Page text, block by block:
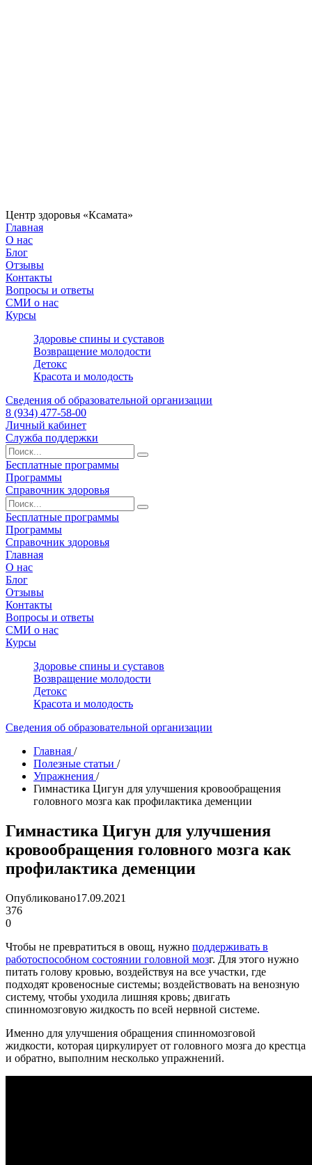
Центр здоровья «Ксамата»
Главная
О нас
Блог
Отзывы
Контакты
Вопросы и ответы
СМИ о нас
Курсы
Здоровье спины и суставов
Возвращение молодости
Детокс
Красота и молодость
Сведения об образовательной организации
8 (934) 477-58-00
Личный кабинет
Служба поддержки
Бесплатные программы
Программы
Справочник здоровья
Бесплатные программы
Программы
Справочник здоровья
Главная
О нас
Блог
Отзывы
Контакты
Вопросы и ответы
СМИ о нас
Курсы
Здоровье спины и суставов
Возвращение молодости
Детокс
Красота и молодость
Сведения об образовательной организации
Главная /
Полезные статьи /
Упражнения /
Гимнастика Цигун для улучшения кровообращения
головного мозга как профилактика деменции
Гимнастика Цигун для улучшения
кровообращения головного мозга как
профилактика деменции
Опубликовано17.09.2021
376
0
Чтобы не превратиться в овощ, нужно поддерживать в
работоспособном состоянии головной мозг. Для этого нужно
питать голову кровью, воздействуя на все участки, где
подходят кровеносные системы; воздействовать на венозную
систему, чтобы уходила лишняя кровь; двигать
спинномозговую жидкость по всей нервной системе.
Именно для улучшения обращения спинномозговой
жидкости, которая циркулирует от головного мозга до крестца
и обратно, выполним несколько упражнений.